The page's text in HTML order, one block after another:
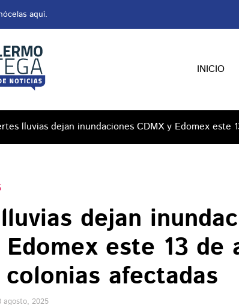
aquí.
INICIO
lluvias dejan inundaciones CDMX y Edomex este
dejan
este 13 de
afectadas
agosto, 2025